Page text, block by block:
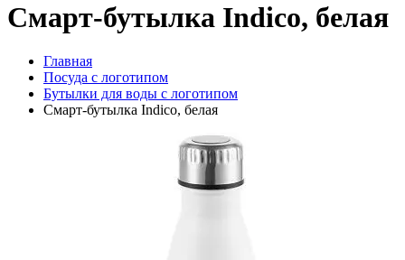
Смарт-бутылка Indico, белая
Главная
Посуда с логотипом
Бутылки для воды с логотипом
Смарт-бутылка Indico, белая